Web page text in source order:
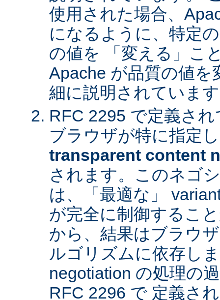
使用された場合、
になるように、特定
の値を 「変える」こ
Apache が品質の値を
細に説明されていま
RFC 2295 で定義さ
ブラウザが特に指定
transparent content
されます。このネゴ
は、「最適な」
が完全に制御するこ
から、結果はブラウ
ルゴリズムに依存し
negotiation の処理の
RFC 2296 で 定義さ